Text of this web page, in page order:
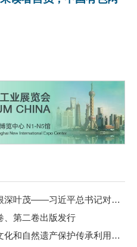
让中朝传统友谊之树更加根深叶茂——习近平总书记对朝鲜进行国事访问纪实
、第二卷出版发行
在习近平文化思想引领下文化和自然遗产保护传承利用工作开创新局面